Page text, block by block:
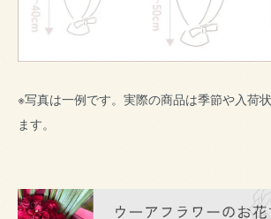
※写真は一例です。実際の商品は季節や入荷
ます。